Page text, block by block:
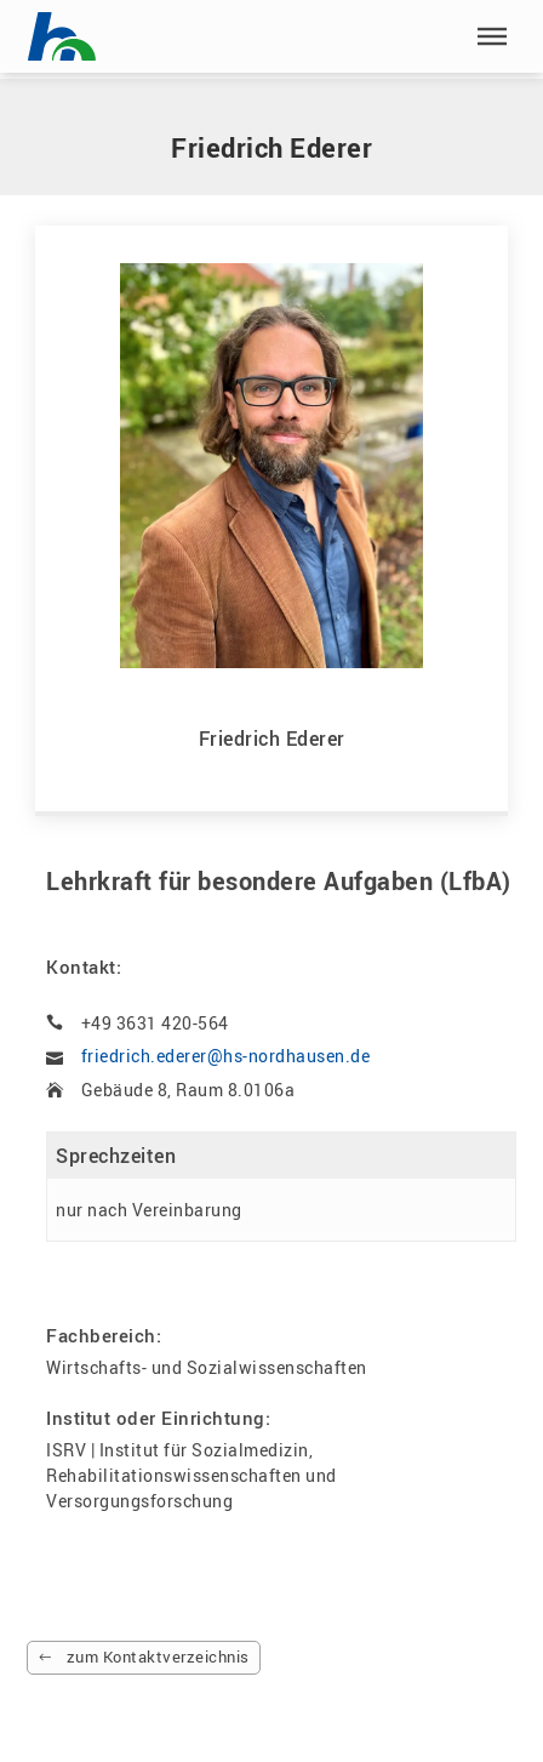
Menü überspringen
Home |E|Ederer, Friedrich
Friedrich Ederer
Lehrkraft für besondere Aufgaben (LfbA)
Kontakt:
+49 3631 420-564
friedrich.ederer@hs-nordhausen.de
Gebäude 8, Raum 8.0106a
Sprechzeiten
nur nach Vereinbarung
Fachbereich:
Wirtschafts- und Sozialwissenschaften
Institut oder Einrichtung:
ISRV | Institut für Sozialmedizin,
Rehabilitationswissenschaften und
Versorgungsforschung
Friedrich Ederer
zum Kontaktverzeichnis